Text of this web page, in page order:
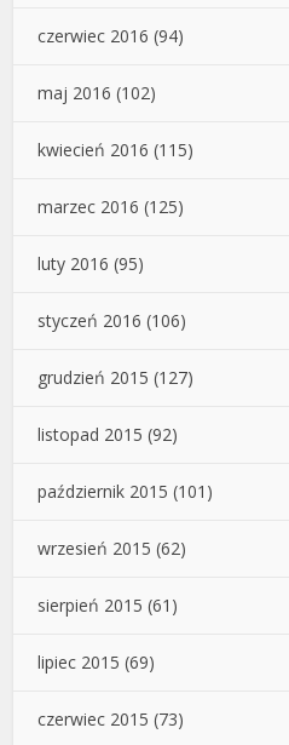
czerwiec 2016 (94)
maj 2016 (102)
kwiecień 2016 (115)
marzec 2016 (125)
luty 2016 (95)
styczeń 2016 (106)
grudzień 2015 (127)
listopad 2015 (92)
październik 2015 (101)
wrzesień 2015 (62)
sierpień 2015 (61)
lipiec 2015 (69)
czerwiec 2015 (73)